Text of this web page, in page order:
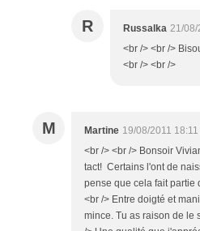
R Russalka 21/08/
<br /> <br />
<br /> <br />
M Martine 19/08/2011 18:11
<br /> <br /> Bonsoir
tact! Certains l'ont de
pense que cela fait partie
<br /> Entre doigté et
mince. Tu as raison de le